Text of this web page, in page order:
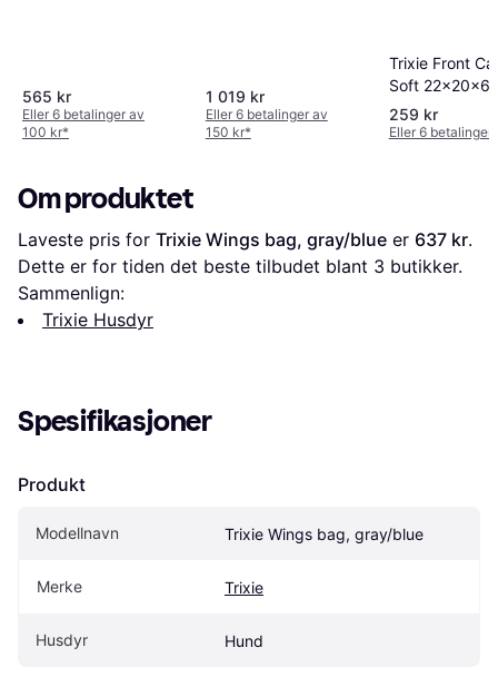
565 kr
Eller 6 betalinger av
100 kr*
1 019 kr
Eller 6 betalinger av
150 kr*
Trixie Front
Soft
259 kr
Eller 6 betalinger
Om produktet
Laveste pris for Trixie Wings bag, gray/blue er 637 kr.
Dette er for tiden det beste tilbudet blant 3 butikker.
Sammenlign:
Trixie Husdyr
Spesifikasjoner
Produkt
Modellnavn Trixie Wings bag, gray/blue
Merke Trixie
Husdyr Hund